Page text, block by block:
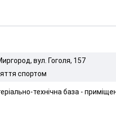
вул. Гоголя, 157
спортом
технічна база -